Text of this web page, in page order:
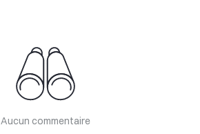
Aucun commentaire